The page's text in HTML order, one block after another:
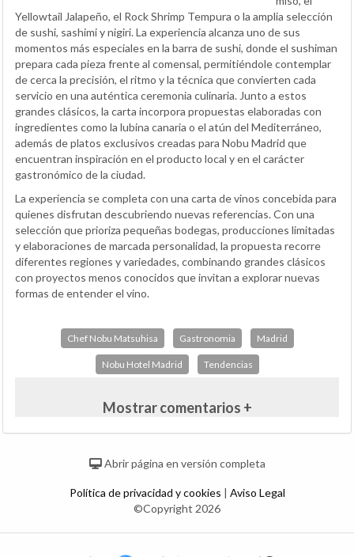
Yellowtail Jalapeño, el Rock Shrimp Tempura o la amplia selección
de sushi, sashimi y nigiri. La experiencia alcanza uno de sus
momentos más especiales en la barra de sushi, donde el sushiman
prepara cada pieza frente al comensal, permitiéndole contemplar
de cerca la precisión, el ritmo y la técnica que convierten cada
servicio en una auténtica ceremonia culinaria. Junto a estos
grandes clásicos, la carta incorpora propuestas elaboradas con
ingredientes como la lubina canaria o el atún del Mediterráneo,
además de platos exclusivos creadas para Nobu Madrid que
encuentran inspiración en el producto local y en el carácter
gastronómico de la ciudad.
La experiencia se completa con una carta de vinos concebida para
quienes disfrutan descubriendo nuevas referencias. Con una
selección que prioriza pequeñas bodegas, producciones limitadas
y elaboraciones de marcada personalidad, la propuesta recorre
diferentes regiones y variedades, combinando grandes clásicos
con proyectos menos conocidos que invitan a explorar nuevas
formas de entender el vino.
Chef Nobu Matsuhisa Gastronomia Madrid
Nobu Hotel Madrid Tendencias
Mostrar comentarios +
Abrir página en versión completa
Política de privacidad y cookies | Aviso Legal
©Copyright 2026